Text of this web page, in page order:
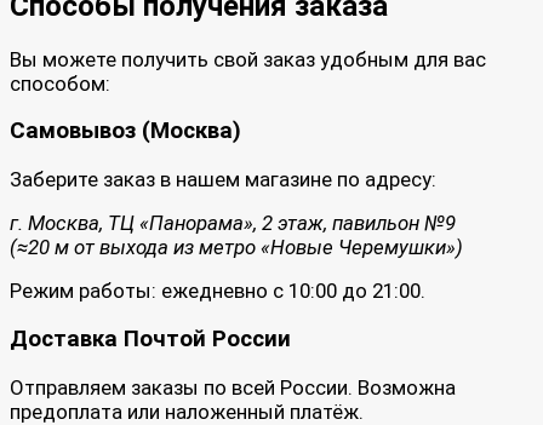
Вы можете получить свой заказ удобным для вас
способом:
Самовывоз (Москва)
Заберите заказ в нашем магазине по адресу:
г. Москва, ТЦ «Панорама», 2 этаж, павильон №9
(≈20 м от выхода из метро «Новые Черемушки»)
Режим работы: ежедневно с 10:00 до 21:00.
Доставка Почтой России
Отправляем заказы по всей России. Возможна
предоплата или наложенный платёж.